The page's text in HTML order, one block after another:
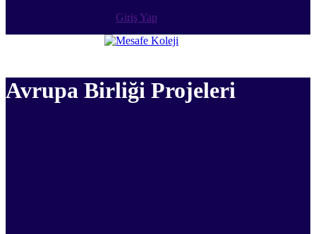
Giriş Yap
Avrupa Birliği Projeleri